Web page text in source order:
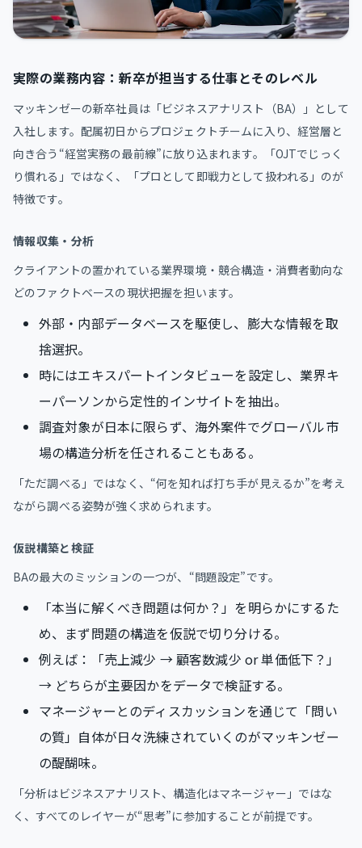
実際の業務内容：新卒が担当する仕事とそのレベル
マッキンゼーの新卒社員は「ビジネスアナリスト（BA）」として
入社します。配属初日からプロジェクトチームに入り、経営層と
向き合う“経営実務の最前線”に放り込まれます。「OJTでじっく
り慣れる」ではなく、「プロとして即戦力として扱われる」のが
特徴です。
情報収集・分析
クライアントの置かれている業界環境・競合構造・消費者動向な
どのファクトベースの現状把握を担います。
外部・内部データベースを駆使し、膨大な情報を取
捨選択。
時にはエキスパートインタビューを設定し、業界キ
ーパーソンから定性的インサイトを抽出。
調査対象が日本に限らず、海外案件でグローバル市
場の構造分析を任されることもある。
「ただ調べる」ではなく、“何を知れば打ち手が見えるか”を考え
ながら調べる姿勢が強く求められます。
仮説構築と検証
BAの最大のミッションの一つが、“問題設定”です。
「本当に解くべき問題は何か？」を明らかにするた
め、まず問題の構造を仮説で切り分ける。
例えば：「売上減少 → 顧客数減少 or 単価低下？」
→ どちらが主要因かをデータで検証する。
マネージャーとのディスカッションを通じて「問い
の質」自体が日々洗練されていくのがマッキンゼー
の醍醐味。
「分析はビジネスアナリスト、構造化はマネージャー」ではな
く、すべてのレイヤーが“思考”に参加することが前提です。